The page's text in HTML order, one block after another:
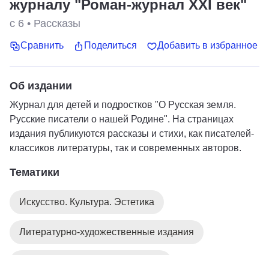
журналу "Роман-журнал XXI век"
с 6 • Рассказы
Сравнить Поделиться Добавить в избранное
Об издании
Журнал для детей и подростков "О Русская земля.
Русские писатели о нашей Родине". На страницах
издания публикуются рассказы и стихи, как писателей-
классиков литературы, так и современных авторов.
Тематики
Искусство. Культура. Эстетика
Литературно-художественные издания